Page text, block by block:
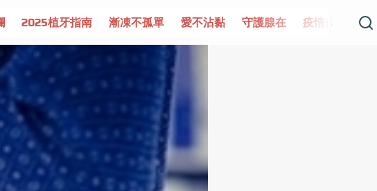
漸凍不孤單 愛不沾黏 守護腺在 疫情保衛戰 再生醫學 愛的